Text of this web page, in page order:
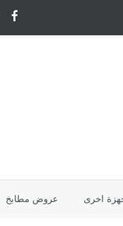
اخرى عروض مطابخ